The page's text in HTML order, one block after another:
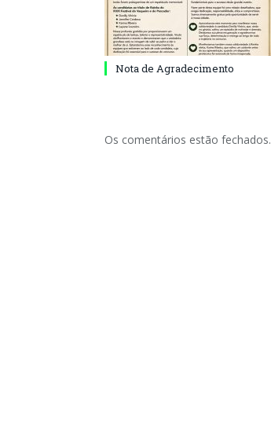
Nota de Agradecimento
Os comentários estão fechados.